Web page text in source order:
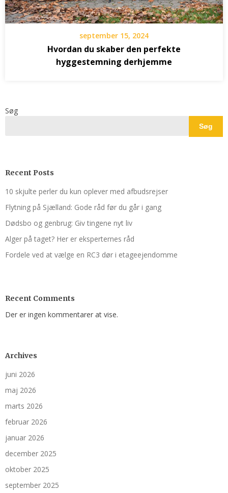
september 15, 2024
Hvordan du skaber den perfekte
hyggestemning derhjemme
Søg
Søg
Recent Posts
10 skjulte perler du kun oplever med afbudsrejser
Flytning på Sjælland: Gode råd før du går i gang
Dødsbo og genbrug: Giv tingene nyt liv
Alger på taget? Her er eksperternes råd
Fordele ved at vælge en RC3 dør i etageejendomme
Recent Comments
Der er ingen kommentarer at vise.
Archives
juni 2026
maj 2026
marts 2026
februar 2026
januar 2026
december 2025
oktober 2025
september 2025